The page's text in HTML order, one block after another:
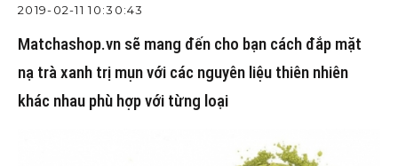
2019-02-11 10:30:43
Matchashop.vn sẽ mang đến cho bạn cách đắp mặt
nạ trà xanh trị mụn với các nguyên liệu thiên nhiên
khác nhau phù hợp với từng loại